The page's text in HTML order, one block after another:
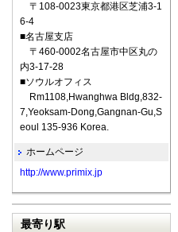
〒108-0023東京都港区芝浦3-1
6-4
■名古屋支店
〒460-0002名古屋市中区丸の
内3-17-28
■ソウルオフィス
Rm1108,Hwanghwa Bldg,832-
7,Yeoksam-Dong,Gangnan-Gu,S
eoul 135-936 Korea.
ホームページ
http://www.primix.jp
最寄り駅